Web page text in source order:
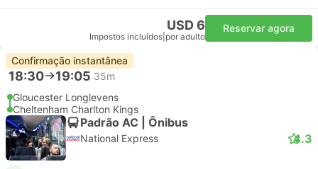
USD 6
Impostos incluídos por adulto
Reservar agora
Confirmação instantânea
18:30 19:05 35m
Gloucester Longlevens
Cheltenham Charlton Kings
Padrão AC | Ônibus
National Express 4.3